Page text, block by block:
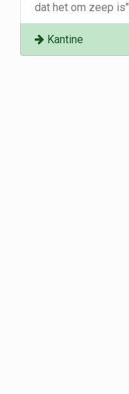
dat het om zeep is"
Kantine